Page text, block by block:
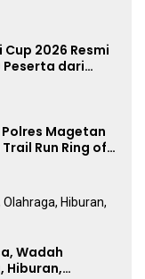
2026 Resmi
Peserta dari
Magetan
Run Ring of
Wadah
Hiburan,